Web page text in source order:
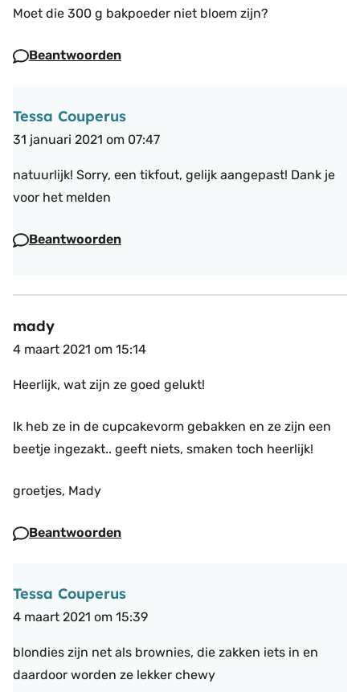
Moet die 300 g bakpoeder niet bloem zijn?
Beantwoorden
Tessa Couperus
31 januari 2021 om 07:47
natuurlijk! Sorry, een tikfout, gelijk aangepast! Dank je
voor het melden
Beantwoorden
mady
4 maart 2021 om 15:14
Heerlijk, wat zijn ze goed gelukt!
Ik heb ze in de cupcakevorm gebakken en ze zijn een
beetje ingezakt.. geeft niets, smaken toch heerlijk!
groetjes, Mady
Beantwoorden
Tessa Couperus
4 maart 2021 om 15:39
blondies zijn net als brownies, die zakken iets in en
daardoor worden ze lekker chewy